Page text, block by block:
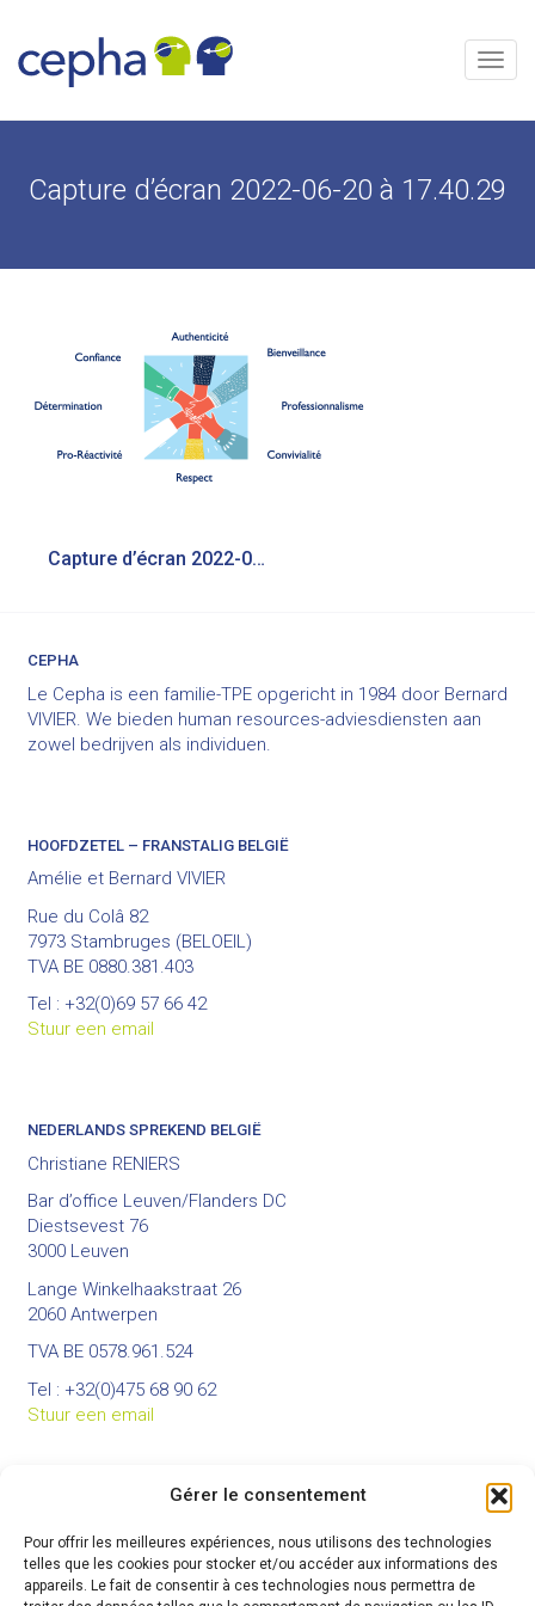
Gérer le consentement
Pour offrir les meilleures expériences, nous utilisons des technologies
telles que les cookies pour stocker et/ou accéder aux informations des
appareils. Le fait de consentir à ces technologies nous permettra de
content
Menu
Capture d’écran 2022-06-20 à 17.40.29
Bericht
navigatie
Capture d’écran 2022-06-20 à 17.40.29
CEPHA
Le Cepha is een familie-TPE opgericht in 1984 door Bernard
VIVIER. We bieden human resources-adviesdiensten aan
zowel bedrijven als individuen.
HOOFDZETEL – FRANSTALIG BELGIË
Amélie et Bernard VIVIER
Rue du Colâ 82
7973 Stambruges (BELOEIL)
TVA BE 0880.381.403
Tel : +32(0)69 57 66 42
Stuur een email
NEDERLANDS SPREKEND BELGIË
Christiane RENIERS
Bar d’office Leuven/Flanders DC
Diestsevest 76
3000 Leuven
Lange Winkelhaakstraat 26
2060 Antwerpen
TVA BE 0578.961.524
Tel : +32(0)475 68 90 62
Stuur een email
Bureau principal :
Rue du Colâ 82 à 7973 Beloeil
GSM : +32(0)474 80 22 19